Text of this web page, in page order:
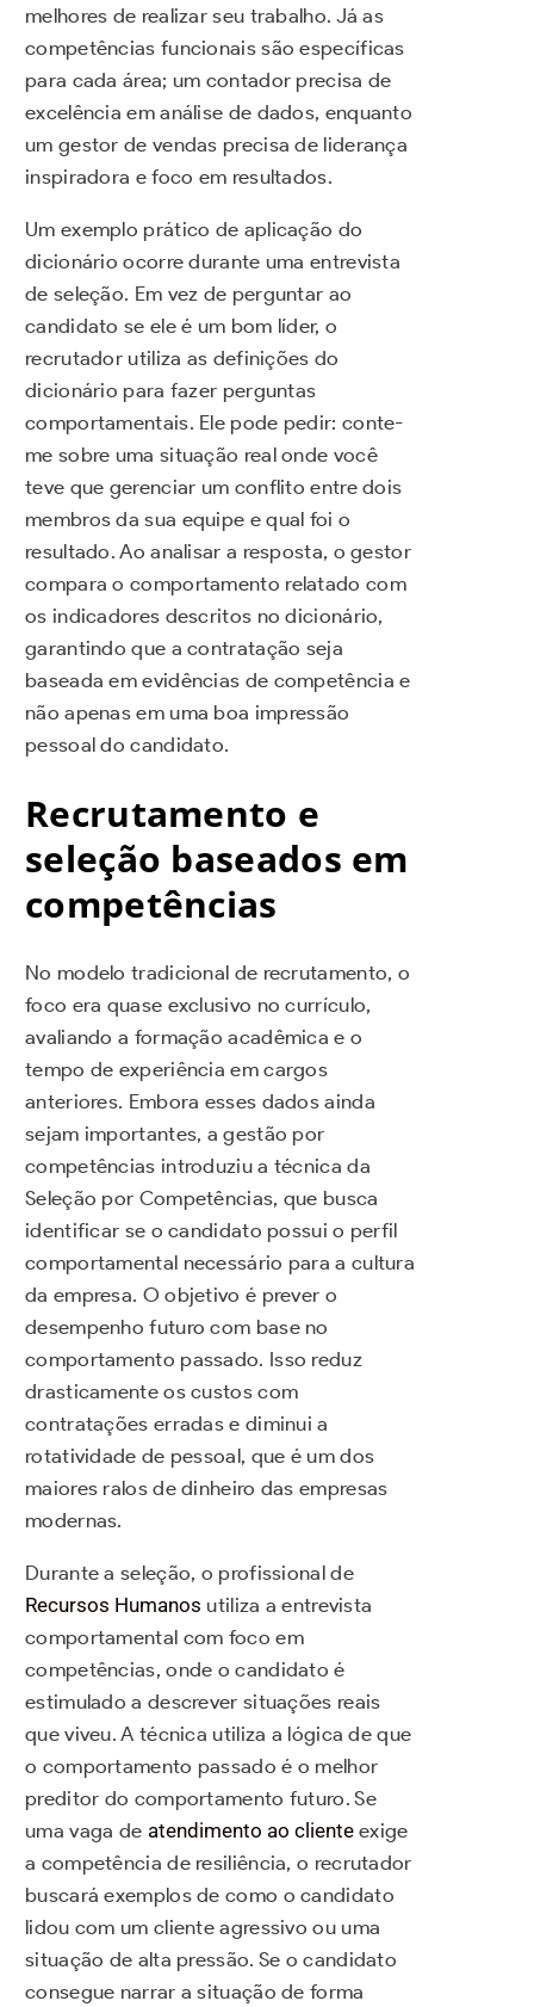
melhores de realizar seu trabalho. Já as
competências funcionais são específicas
para cada área; um contador precisa de
excelência em análise de dados, enquanto
um gestor de vendas precisa de liderança
inspiradora e foco em resultados.
Um exemplo prático de aplicação do
dicionário ocorre durante uma entrevista
de seleção. Em vez de perguntar ao
candidato se ele é um bom líder, o
recrutador utiliza as definições do
dicionário para fazer perguntas
comportamentais. Ele pode pedir: conte-
me sobre uma situação real onde você
teve que gerenciar um conflito entre dois
membros da sua equipe e qual foi o
resultado. Ao analisar a resposta, o gestor
compara o comportamento relatado com
os indicadores descritos no dicionário,
garantindo que a contratação seja
baseada em evidências de competência e
não apenas em uma boa impressão
pessoal do candidato.
Recrutamento e
seleção baseados em
competências
No modelo tradicional de recrutamento, o
foco era quase exclusivo no currículo,
avaliando a formação acadêmica e o
tempo de experiência em cargos
anteriores. Embora esses dados ainda
sejam importantes, a gestão por
competências introduziu a técnica da
Seleção por Competências, que busca
identificar se o candidato possui o perfil
comportamental necessário para a cultura
da empresa. O objetivo é prever o
desempenho futuro com base no
comportamento passado. Isso reduz
drasticamente os custos com
contratações erradas e diminui a
rotatividade de pessoal, que é um dos
maiores ralos de dinheiro das empresas
modernas.
Durante a seleção, o profissional de
Recursos Humanos utiliza a entrevista
comportamental com foco em
competências, onde o candidato é
estimulado a descrever situações reais
que viveu. A técnica utiliza a lógica de que
o comportamento passado é o melhor
preditor do comportamento futuro. Se
uma vaga de atendimento ao clienteexige
a competência de resiliência, o recrutador
buscará exemplos de como o candidato
lidou com um cliente agressivo ou uma
situação de alta pressão. Se o candidato
consegue narrar a situação de forma